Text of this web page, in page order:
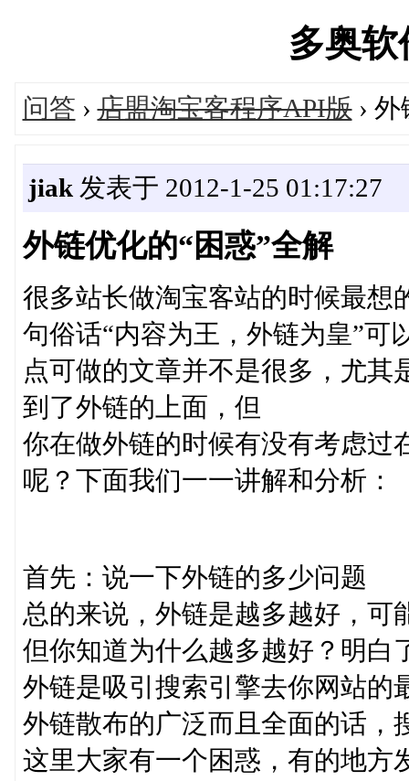
多奥
问答 ›店盟淘宝客程序API版› 外
jiak发表于 2012-1-25 01:17:27
外链优化的“困惑”全解
很多站长做淘宝客站的时候最想
句俗话“内容为王，外链为皇”可
点可做的文章并不是很多，尤
到了外链的上面，但
你在做外链的时候有没有考虑过
呢？下面我们一一讲解和分析：
首先：说一下外链的多少问题
总的来说，外链是越多越好，可
但你知道为什么越多越好？明白
外链是吸引搜索引擎去你网站的
外链散布的广泛而且全面的话，
这里大家有一个困惑，有的地方